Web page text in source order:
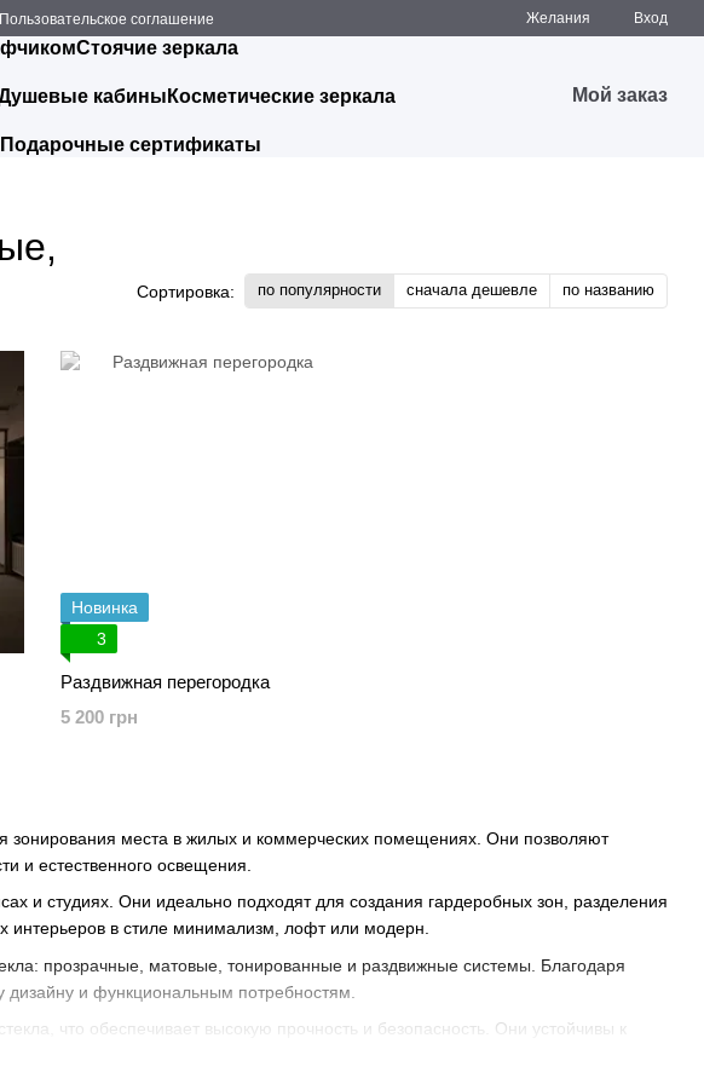
Пользовательское соглашение Желания Вход
Стоячие зеркала
кабины Косметические зеркала
Подарочные сертификаты
Мой заказ
Сортировка: по популярности сначала дешевле по названию
места в жилых и коммерческих помещениях. Они позволяют
и естественного освещения.
и студиях. Они идеально подходят для создания гардеробных зон, разделения
интерьеров в стиле минимализм, лофт или модерн.
прозрачные, матовые, тонированные и раздвижные системы. Благодаря
и функциональным потребностям.
что обеспечивает высокую прочность и безопасность. Они устойчивы к
Новинка
3
Раздвижная перегородка
5 200 грн